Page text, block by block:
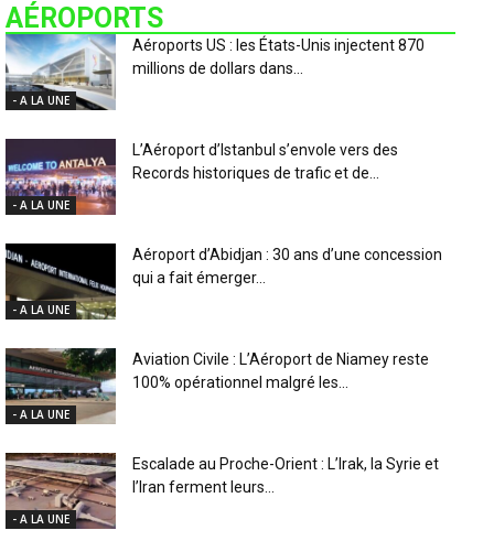
AÉROPORTS
- A LA UNE
Aéroports US : les États-Unis injectent 870
millions de dollars dans...
- A LA UNE
L’Aéroport d’Istanbul s’envole vers des
Records historiques de trafic et de...
- A LA UNE
Aéroport d’Abidjan : 30 ans d’une concession
qui a fait émerger...
- A LA UNE
Aviation Civile : L’Aéroport de Niamey reste
100% opérationnel malgré les...
- A LA UNE
Escalade au Proche-Orient : L’Irak, la Syrie et
l’Iran ferment leurs...